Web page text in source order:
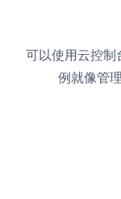
可以使用云控
例就像管